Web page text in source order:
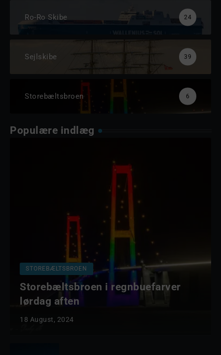
Ro-Ro Skibe 24
Sejlskibe 39
Storebæltsbroen 6
Populære indlæg
STOREBÆLTSBROEN
Storebæltsbroen i regnbuefarver
lørdag aften
18 August, 2024